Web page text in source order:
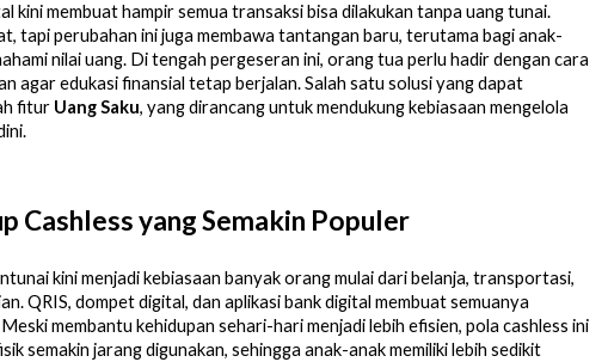
kini membuat hampir semua transaksi bisa dilakukan tanpa uang tunai.
tapi perubahan ini juga membawa tantangan baru, terutama bagi anak-
nilai uang. Di tengah pergeseran ini, orang tua perlu hadir dengan cara
agar edukasi finansial tetap berjalan. Salah satu solusi yang dapat
fitur Uang Saku, yang dirancang untuk mendukung kebiasaan mengelola
Cashless yang Semakin Populer
kini menjadi kebiasaan banyak orang mulai dari belanja, transportasi,
QRIS, dompet digital, dan aplikasi bank digital membuat semuanya
membantu kehidupan sehari-hari menjadi lebih efisien, pola cashless ini
semakin jarang digunakan, sehingga anak-anak memiliki lebih sedikit